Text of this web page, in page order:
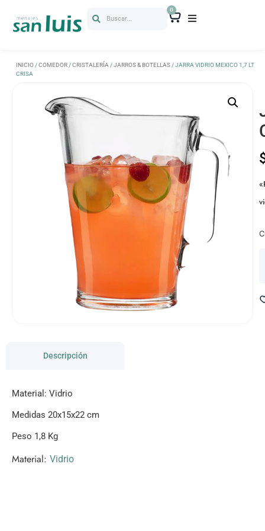
Buscar...
0
INICIO /COMEDOR /CRISTALERÍA /JARROS & BOTELLAS / JARRA VIDRIO MEXICO 1,7 LT
CRISA
Descripción
Material: Vidrio
Medidas 20x15x22 cm
Peso 1,8 Kg
Material: Vidrio